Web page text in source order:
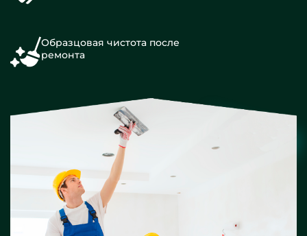
Образцовая чистота после
ремонта